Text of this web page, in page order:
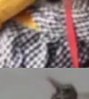
个判
是
个模
age
点很
统的自
关的
件 C
到它
1日，
tiany
相
Har
附上
态模
。